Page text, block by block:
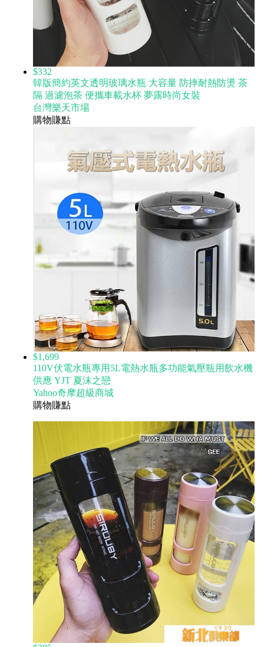
$332
韓版簡約英文透明玻璃水瓶 大容量 防摔耐熱防燙 茶
隔 過濾泡茶 便攜車載水杯 夢露時尚女裝
台灣樂天市場
購物賺點
$1,699
110V伏電水瓶專用5L電熱水瓶多功能氣壓瓶用飲水機
供應 YJT 夏沫之戀
Yahoo奇摩超級商城
購物賺點